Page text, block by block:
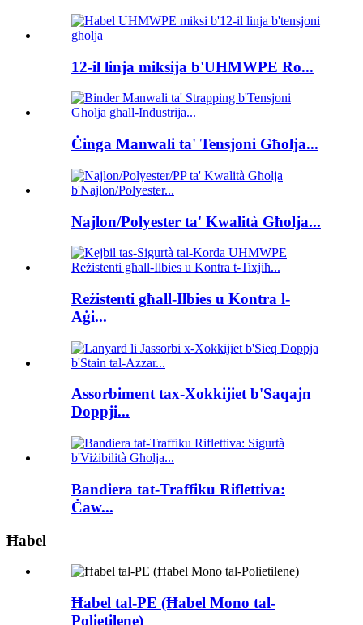
12-il linja miksija b'UHMWPE Ro...
Ċinga Manwali ta' Tensjoni Għolja...
Najlon/Polyester ta' Kwalità Għolja...
Reżistenti għall-Ilbies u Kontra l-
Aġi...
Assorbiment tax-Xokkijiet b'Saqajn
Doppji...
Bandiera tat-Traffiku Riflettiva:
Ċaw...
Ħabel
Ħabel tal-PE (Ħabel Mono tal-
Polietilene)